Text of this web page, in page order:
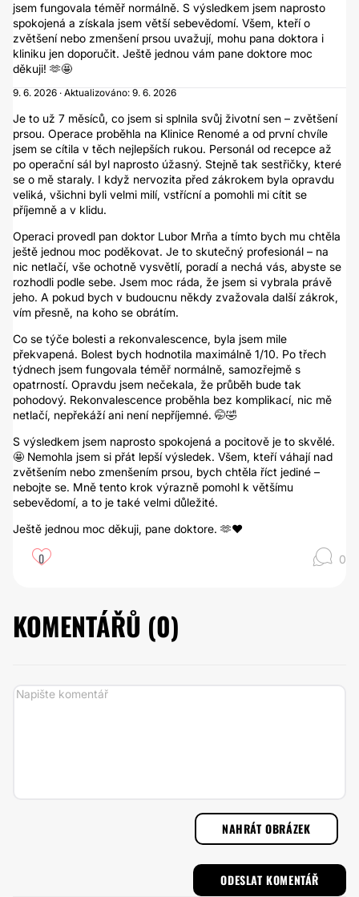
jsem fungovala téměř normálně. S výsledkem jsem naprosto
spokojená a získala jsem větší sebevědomí. Všem, kteří o
zvětšení nebo zmenšení prsou uvažují, mohu pana doktora i
kliniku jen doporučit. Ještě jednou vám pane doktore moc
děkuji! 🫶🤩
9. 6. 2026 · Aktualizováno: 9. 6. 2026
Je to už 7 měsíců, co jsem si splnila svůj životní sen – zvětšení
prsou. Operace proběhla na Klinice Renomé a od první chvíle
jsem se cítila v těch nejlepších rukou. Personál od recepce až
po operační sál byl naprosto úžasný. Stejně tak sestřičky, které
se o mě staraly. I když nervozita před zákrokem byla opravdu
veliká, všichni byli velmi milí, vstřícní a pomohli mi cítit se
příjemně a v klidu.
Operaci provedl pan doktor Lubor Mrňa a tímto bych mu chtěla
ještě jednou moc poděkovat. Je to skutečný profesionál – na
nic netlačí, vše ochotně vysvětlí, poradí a nechá vás, abyste se
rozhodli podle sebe. Jsem moc ráda, že jsem si vybrala právě
jeho. A pokud bych v budoucnu někdy zvažovala další zákrok,
vím přesně, na koho se obrátím.
Co se týče bolesti a rekonvalescence, byla jsem mile
překvapená. Bolest bych hodnotila maximálně 1/10. Po třech
týdnech jsem fungovala téměř normálně, samozřejmě s
opatrností. Opravdu jsem nečekala, že průběh bude tak
pohodový. Rekonvalescence proběhla bez komplikací, nic mě
netlačí, nepřekáží ani není nepříjemné. 🤭🤣
S výsledkem jsem naprosto spokojená a pocitově je to skvělé.
🤩 Nemohla jsem si přát lepší výsledek. Všem, kteří váhají nad
zvětšením nebo zmenšením prsou, bych chtěla říct jediné –
nebojte se. Mně tento krok výrazně pomohl k většímu
sebevědomí, a to je také velmi důležité.
Ještě jednou moc děkuji, pane doktore. 🫶❤️
0 0
KOMENTÁŘŮ (0)
NAHRÁT OBRÁZEK